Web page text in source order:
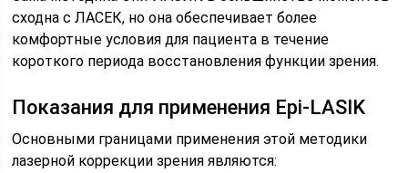
сходна с ЛАСЕК, но она обеспечивает более
комфортные условия для пациента в течение
короткого периода восстановления функции зрения.
Показания для применения Epi-LASIK
Основными границами применения этой методики
лазерной коррекции зрения являются: